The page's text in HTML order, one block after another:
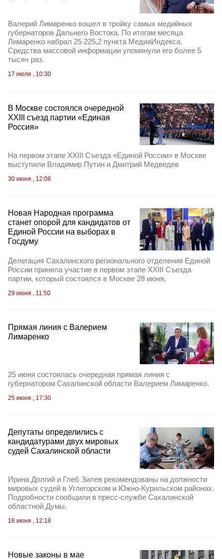
Валерий Лимаренко вошел в тройку самых медийных
губернаторов Дальнего Востока. По итогам месяца
Лимаренко набрал 25 225,2 пункта МедиаИндекса.
Средства массовой информации упомянули его более 5
тысяч раз.
17 июля , 10:30
В Москве состоялся очередной
ХXIII съезд партии «Единая
Россия»
На первом этапе XXIII Съезда «Единой России» в Москве
выступили Владимир Путин и Дмитрий Медведев
30 июня , 12:06
Новая Народная программа
станет опорой для кандидатов от
Единой России на выборах в
Госдуму
Делегация Сахалинского регионального отделения Единой
России приняла участие в первом этапе XXIII Съезда
партии, который состоялся в Москве 28 июня.
29 июня , 11:50
Прямая линия с Валерием
Лимаренко
25 июня состоялась очередная прямая линия с
губернатором Сахалинской области Валерием Лимаренко.
25 июня , 17:30
Депутаты определились с
кандидатурами двух мировых
судей Сахалинской области
Ирина Долгий и Глеб Зилев рекомендованы на должности
мировых судей в Углегорском и Южно-Курильском районах.
Подробности сообщили в пресс-службе Сахалинской
областной Думы.
18 июня , 12:18
Новые законы в мае